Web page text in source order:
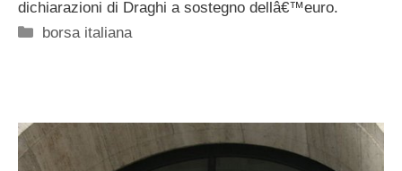
dichiarazioni di Draghi a sostegno dellâ€™euro.
Categorie
borsa italiana